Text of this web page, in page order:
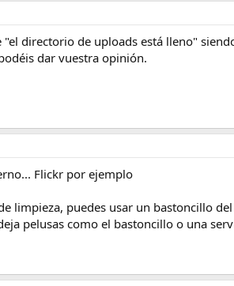
directorio de uploads está lleno"
dar vuestra opinión.
Flickr por ejemplo
limpieza, puedes usar un bastoncillo
pelusas como el bastoncillo o una